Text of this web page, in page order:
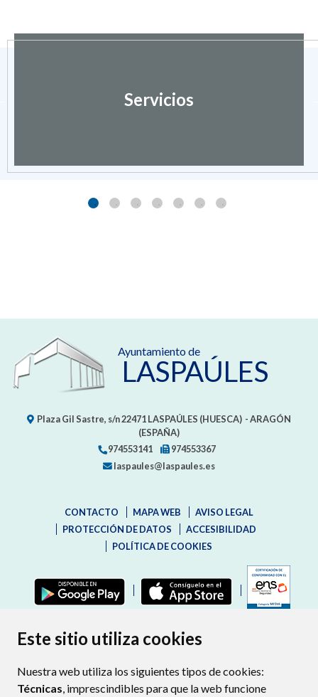
Este sitio utiliza cookies
Nuestra web utiliza los siguientes tipos de cookies:
Técnicas, imprescindibles para que la web funcione
Servicios
Ayuntamiento de
LASPAÚLES
Plaza Gil Sastre, s/n22471LASPAÚLES (HUESCA) - ARAGÓN
(ESPAÑA)
974553141
974553367
laspaules@laspaules.es
CONTACTO MAPA WEB
AVISO LEGAL
PROTECCIÓN DE DATOS
ACCESIBILIDAD
POLÍTICA DE COOKIES